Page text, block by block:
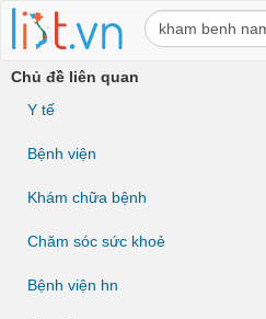
Chủ đề liên quan
Y tế
Bệnh viện
Khám chữa bệnh
Chăm sóc sức khoẻ
Bệnh viện hn